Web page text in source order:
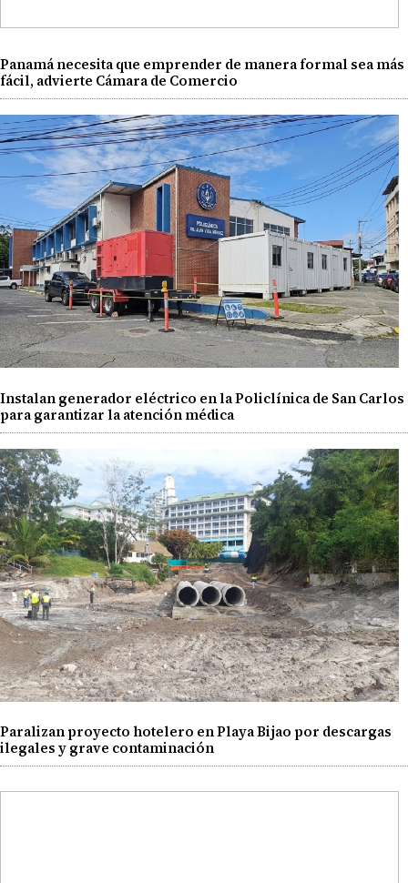
Panamá necesita que emprender de manera formal sea más
fácil, advierte Cámara de Comercio
Instalan generador eléctrico en la Policlínica de San Carlos
para garantizar la atención médica
Paralizan proyecto hotelero en Playa Bijao por descargas
ilegales y grave contaminación